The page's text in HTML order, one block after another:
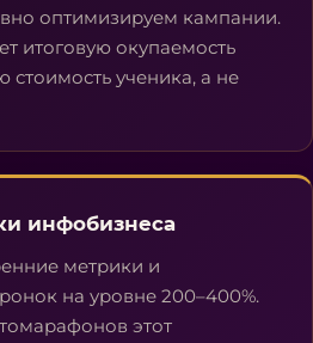
оптимизируем кампании.
итоговую окупаемость
стоимость ученика, а не
инфобизнеса
метрики и
на уровне 200–400%.
этот